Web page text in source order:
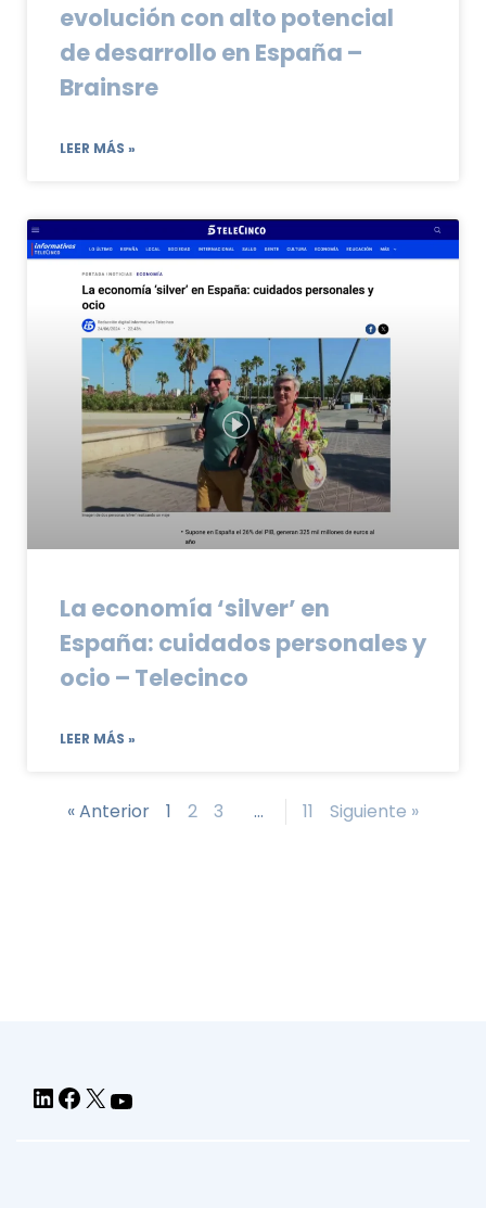
evolución con alto potencial
de desarrollo en España –
Brainsre
LEER MÁS »
La economía ‘silver’ en
España: cuidados personales y
ocio – Telecinco
LEER MÁS »
« Anterior 1 2 3 … 11 Siguiente »